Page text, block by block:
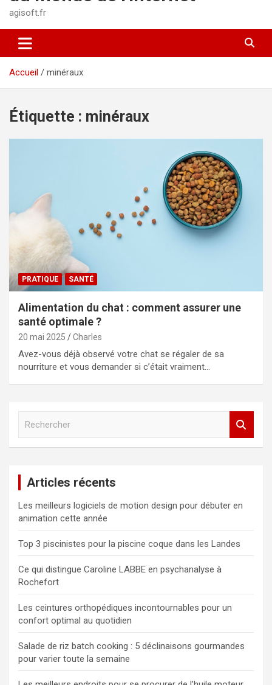
agisoft.fr
Accueil minéraux
Étiquette : minéraux
PRATIQUE SANTÉ
Alimentation du chat : comment assurer une
santé optimale ?
20 mai 2025 Charles
Avez-vous déjà observé votre chat se régaler de sa
nourriture et vous demander si c’était vraiment…
c
h
e
r
Articles récents
Les meilleurs logiciels de motion design pour débuter en
animation cette année
Top 3 piscinistes pour la piscine coque dans les Landes
Ce qui distingue Caroline LABBE en psychanalyse à
Rochefort
Les ceintures orthopédiques incontournables pour un
confort optimal au quotidien
Salade de riz batch cooking : 5 déclinaisons gourmandes
pour varier toute la semaine